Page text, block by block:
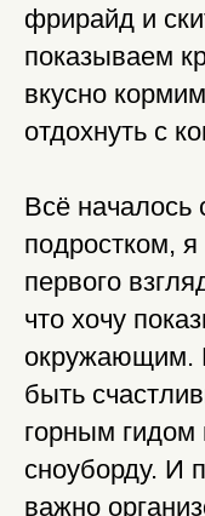
фрирайд и
показываем
вкусно
отдохнуть с
Всё началось
подростком,
первого
что хочу
окружающим.
быть
горным гидом
сноуборду. И
важно